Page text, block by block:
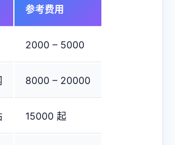
参考费用
2000 – 5000
8000 – 20000
15000 起